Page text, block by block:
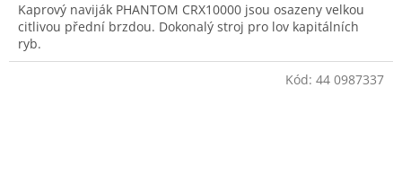
Kaprový naviják PHANTOM CRX10000 jsou osazeny velkou
citlivou přední brzdou. Dokonalý stroj pro lov kapitálních
ryb.
Kód: 44 0987337